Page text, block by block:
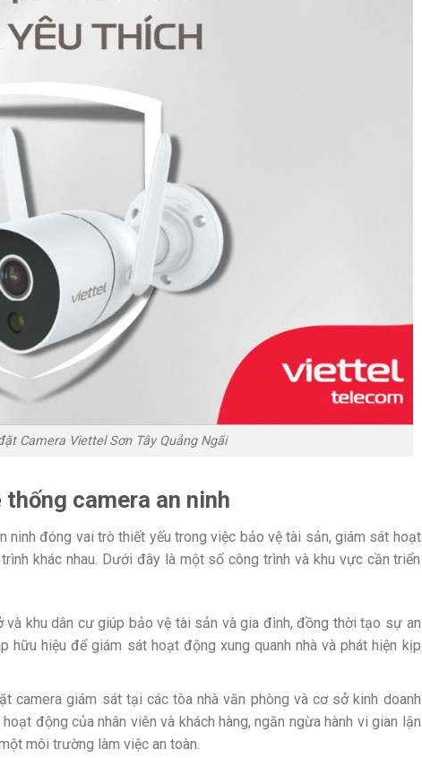
Camera Viettel Sơn Tây Quảng Ngãi
camera an ninh
ninh đóng vai trò thiết yếu trong việc bảo vệ tài sản, giám sát hoạt
khác nhau. Dưới đây là một số công trình và khu vực cần triển
và khu dân cư giúp bảo vệ tài sản và gia đình, đồng thời tạo sự an
hiệu để giám sát hoạt động xung quanh nhà và phát hiện kịp
camera giám sát tại các tòa nhà văn phòng và cơ sở kinh doanh
động của nhân viên và khách hàng, ngăn ngừa hành vi gian lận
môi trường làm việc an toàn.